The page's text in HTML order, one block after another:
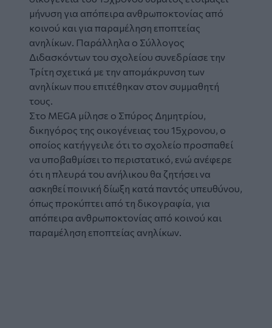
μήνυση για απόπειρα ανθρωποκτονίας από
κοινού και για παραμέληση εποπτείας
ανηλίκων. Παράλληλα ο Σύλλογος
Διδασκόντων του σχολείου συνεδρίασε την
Τρίτη σχετικά με την απομάκρυνση των
ανηλίκων που επιτέθηκαν στον συμμαθητή
τους.
Στο MEGA μίλησε ο Σπύρος Δημητρίου,
δικηγόρος της οικογένειας του 15χρονου, ο
οποίος κατήγγειλε ότι το σχολείο προσπαθεί
να υποβαθμίσει το περιστατικό, ενώ ανέφερε
ότι η πλευρά του ανήλικου θα ζητήσει να
ασκηθεί ποινική δίωξη κατά παντός υπευθύνου,
όπως προκύπτει από τη δικογραφία, για
απόπειρα ανθρωποκτονίας από κοινού και
παραμέληση εποπτείας ανηλίκων.